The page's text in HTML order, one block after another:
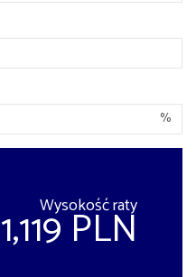
%
Wysokość raty
1,119 PLN